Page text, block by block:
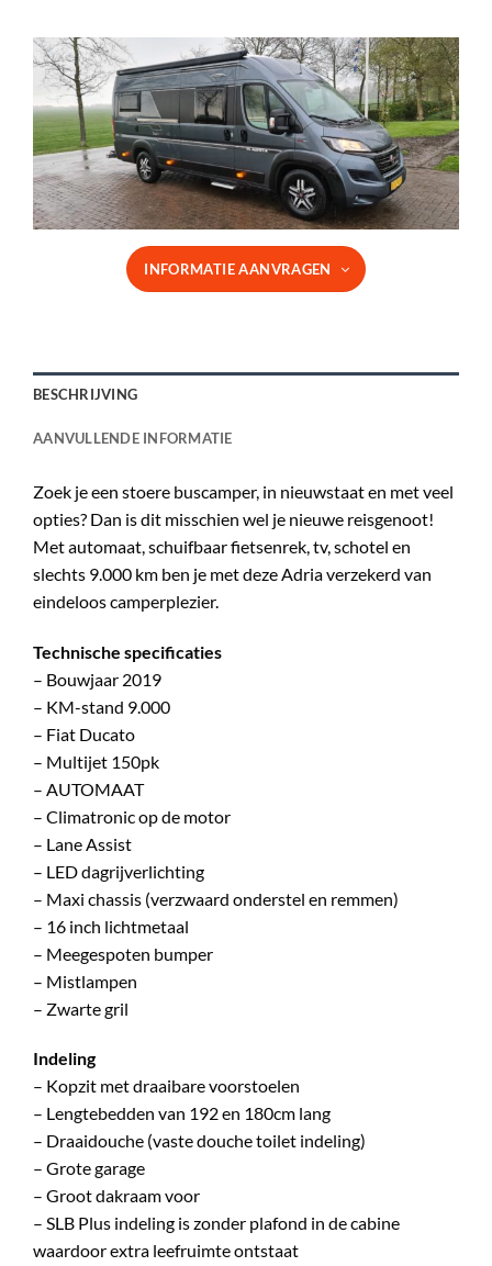
INFORMATIE AANVRAGEN
BESCHRIJVING
AANVULLENDE INFORMATIE
Zoek je een stoere buscamper, in nieuwstaat en met veel
opties? Dan is dit misschien wel je nieuwe reisgenoot!
Met automaat, schuifbaar fietsenrek, tv, schotel en
slechts 9.000 km ben je met deze Adria verzekerd van
eindeloos camperplezier.
Technische specificaties
– Bouwjaar 2019
– KM-stand 9.000
– Fiat Ducato
– Multijet 150pk
– AUTOMAAT
– Climatronic op de motor
– Lane Assist
– LED dagrijverlichting
– Maxi chassis (verzwaard onderstel en remmen)
– 16 inch lichtmetaal
– Meegespoten bumper
– Mistlampen
– Zwarte gril
Indeling
– Kopzit met draaibare voorstoelen
– Lengtebedden van 192 en 180cm lang
– Draaidouche (vaste douche toilet indeling)
– Grote garage
– Groot dakraam voor
– SLB Plus indeling is zonder plafond in de cabine
waardoor extra leefruimte ontstaat